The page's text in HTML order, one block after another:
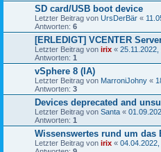
SD card/USB boot device
Letzter Beitrag von UrsDerBär «
Antworten: 6
[ERLEDIGT] VCENTER
Letzter Beitrag von irix « 25.11.2022,
Antworten: 1
vSphere 8 (IA)
Letzter Beitrag von MarroniJohny «
Antworten: 3
Devices deprecated and
Letzter Beitrag von Santa «
Antworten: 1
Wissenswertes rund um das
Letzter Beitrag von irix «